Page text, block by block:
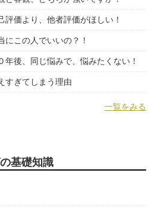
評価より、他者評価がほしい！
にこの人でいいの？！
年後、同じ悩みで、悩みたくない！
すぎてしまう理由
一覧をみる
基礎知識